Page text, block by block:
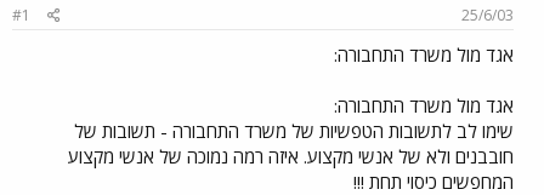
ך
25/6/03
#1
אגד מול משרד התחבורה:
אגד מול משרד התחבורה:
שימו לב לתשובות הטפשיות של משרד התחבורה - תשובות של
חובבנים ולא של אנשי מקצוע. איזה רמה נמוכה של אנשי מקצוע
המחפשים כיסוי תחת !!!